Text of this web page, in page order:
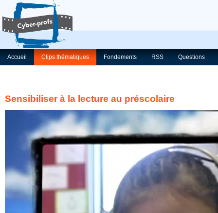
Accueil Clips thématiques Fondements RSS Questions
Sensibiliser à la lecture au préscolaire